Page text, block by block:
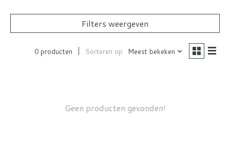
Filters weergeven
0 producten Sorteren op Meest bekeken
Geen producten gevonden!